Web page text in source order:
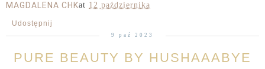
MAGDALENA CHKat 12 października
Udostępnij
9 paź 2023
PURE BEAUTY BY HUSHAAABYE